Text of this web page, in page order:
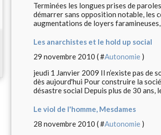
Terminées les longues prises de
démarrer sans opposition notable, les
augmentations de loyers faramineuses,
Les anarchistes et le hold up social
29 novembre 2010 ( #Autonomie )
jeudi 1 Janvier 2009 Il n’existe pas de
dès aujourd'hui Pour construire la
désastre social Depuis plus de 30 ans,
Le viol de l'homme, Mesdames
28 novembre 2010 ( #Autonomie )